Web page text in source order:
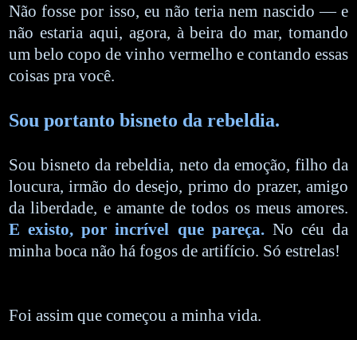
Não fosse por isso, eu não teria nem nascido — e
não estaria aqui, agora, à beira do mar, tomando
um belo copo de vinho vermelho e contando essas
coisas pra você.
Sou portanto bisneto da rebeldia.
Sou bisneto da rebeldia, neto da emoção, filho da
loucura, irmão do desejo, primo do prazer, amigo
da liberdade, e amante de todos os meus amores.
E existo, por incrível que pareça.No céu da
minha boca não há fogos de artifício. Só estrelas!
Foi assim que começou a minha vida.